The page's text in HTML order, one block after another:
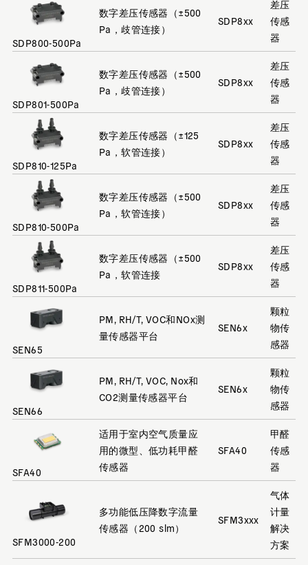
SDP800-500Pa
数字差压传感器（±500
Pa，歧管连接）
SDP8xx
差压
传感
器
SDP801-500Pa
数字差压传感器（±500
Pa，歧管连接）
SDP8xx
差压
传感
器
SDP810-125Pa
数字差压传感器（±125
Pa，软管连接）
SDP8xx
差压
传感
器
SDP810-500Pa
数字差压传感器（±500
Pa，软管连接）
SDP8xx
差压
传感
器
SDP811-500Pa
数字差压传感器（±500
Pa，软管连接
SDP8xx
差压
传感
器
SEN65
PM, RH/T, VOC和NOx测
量传感器平台
SEN6x
颗粒
物传
感器
SEN66
PM, RH/T, VOC, Nox和
CO2测量传感器平台
SEN6x
颗粒
物传
感器
SFA40
适用于室内空气质量应
用的微型、低功耗甲醛
传感器
SFA40
甲醛
传感
器
SFM3000-200
多功能低压降数字流量
传感器（200 slm）
SFM3xxx
气体
计量
解决
方案